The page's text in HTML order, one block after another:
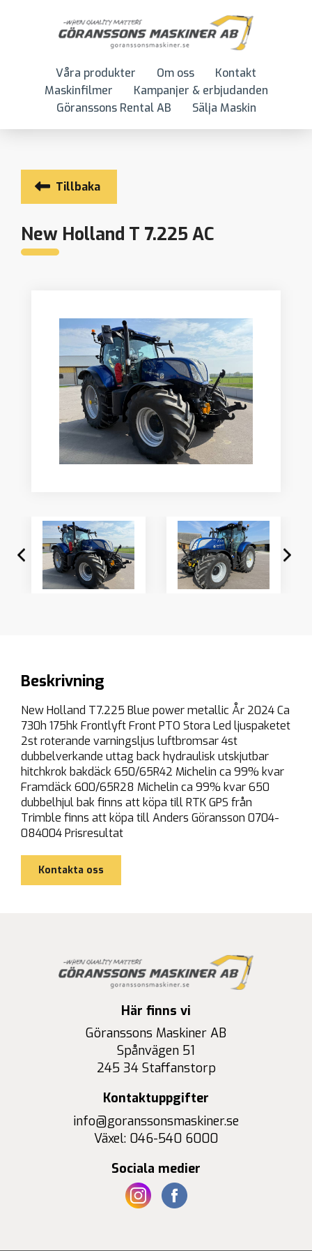
Våra produkter Om oss
Kontakt
Maskinfilmer
Kampanjer & erbjudanden
Göranssons Rental AB
Sälja Maskin
Tillbaka
New Holland T 7.225 AC
Beskrivning
New Holland T7.225 Blue power metallic År 2024 Ca
730h 175hk Frontlyft Front PTO Stora Led ljuspaketet
2st roterande varningsljus luftbromsar 4st
dubbelverkande uttag back hydraulisk utskjutbar
hitchkrok bakdäck 650/65R42 Michelin ca 99% kvar
Framdäck 600/65R28 Michelin ca 99% kvar 650
dubbelhjul bak finns att köpa till RTK GPS från
Trimble finns att köpa till Anders Göransson 0704-
084004 Prisresultat
Kontakta oss
Här finns vi
Göranssons Maskiner AB
Spånvägen 51
245 34 Staffanstorp
Kontaktuppgifter
info@goranssonsmaskiner.se
Växel: 046-540 6000
Sociala medier